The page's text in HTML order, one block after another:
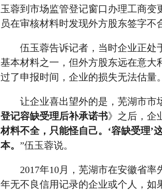
玉蓉到市场监管登记窗口办理工商变
员在审核材料时发现外方股东签字不
伍玉蓉告诉记者，当时企业正处
基本材料之一，但外方股东远在意
过了申报时间，企业的损失无法估量。
让企业喜出望外的是，芜湖市市
登记容缺受理后补承诺书》之后，企
材料不全，只能怪自己。‘容缺受理’
本。 ”伍玉蓉说。
2017年10月，芜湖市在安徽省率
年无不良信用记录的企业或个人，